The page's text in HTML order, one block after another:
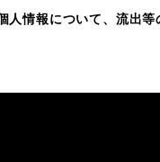
人情報について、流出